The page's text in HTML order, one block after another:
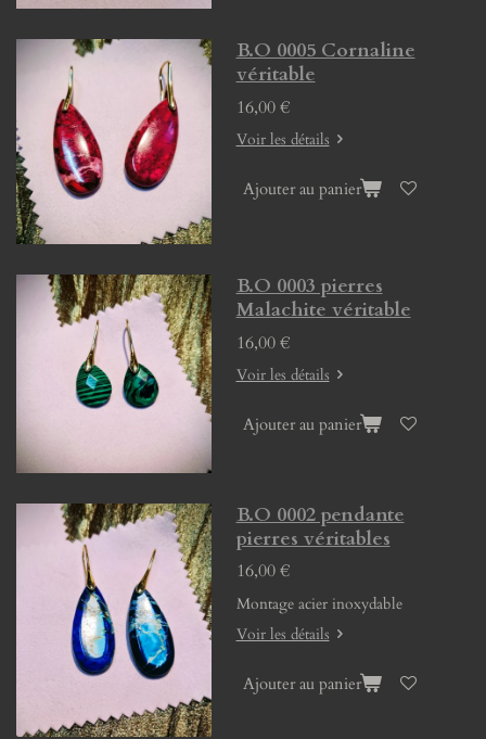
B.O 0005 Cornaline
véritable
16,00 €
Voir les détails
Ajouter au panier
B.O 0003 pierres
Malachite véritable
16,00 €
Voir les détails
Ajouter au panier
B.O 0002 pendante
pierres véritables
16,00 €
Montage acier inoxydable
Voir les détails
Ajouter au panier